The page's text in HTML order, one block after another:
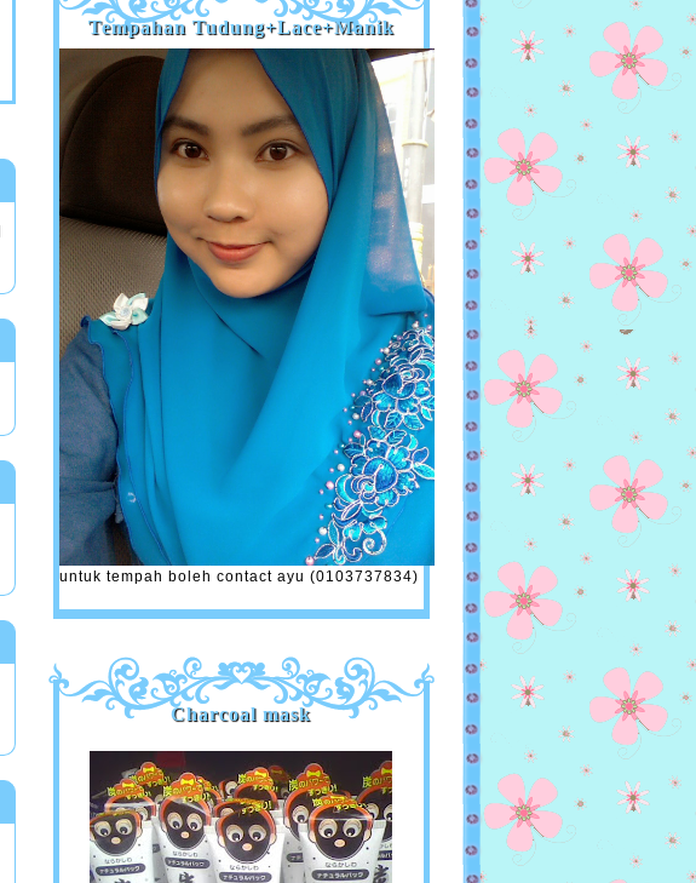
Tempahan Tudung+Lace+Manik
untuk tempah boleh contact ayu (0103737834)
Charcoal mask